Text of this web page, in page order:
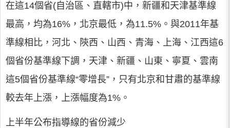
在這14個省(自治區、直轄市)中，新疆和天津基準線
最高，均為16%，北京最低，為11.5%。與2011年基
準線相比，河北、陝西、山西、青海、上海、江西這6
個省份基準線下調，天津、新疆、山東、寧夏、雲南
這5個省份基準線“零增長”，只有北京和甘肅的基準線
較去年上漲，上漲幅度為1%。
上半年公布指導線的省份減少